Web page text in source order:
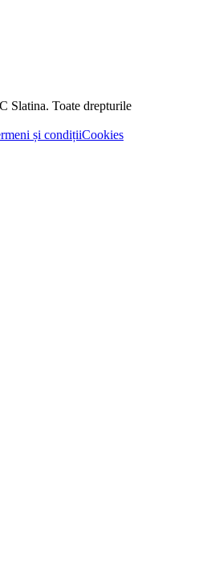
Slatina. Toate drepturile
și condițiiCookies